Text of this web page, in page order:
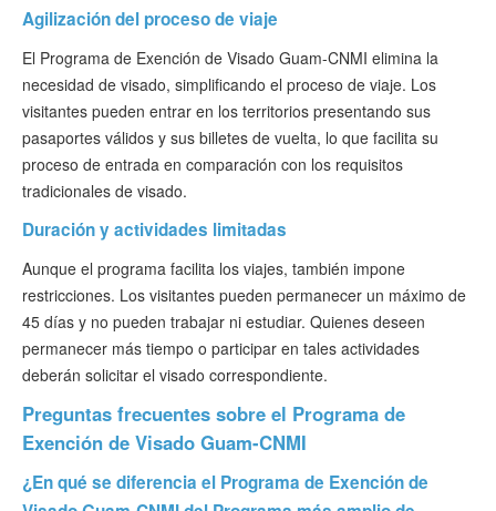
Agilización del proceso de viaje
El Programa de Exención de Visado Guam-CNMI elimina la
necesidad de visado, simplificando el proceso de viaje. Los
visitantes pueden entrar en los territorios presentando sus
pasaportes válidos y sus billetes de vuelta, lo que facilita su
proceso de entrada en comparación con los requisitos
tradicionales de visado.
Duración y actividades limitadas
Aunque el programa facilita los viajes, también impone
restricciones. Los visitantes pueden permanecer un máximo de
45 días y no pueden trabajar ni estudiar. Quienes deseen
permanecer más tiempo o participar en tales actividades
deberán solicitar el visado correspondiente.
Preguntas frecuentes sobre el Programa de
Exención de Visado Guam-CNMI
¿En qué se diferencia el Programa de Exención de